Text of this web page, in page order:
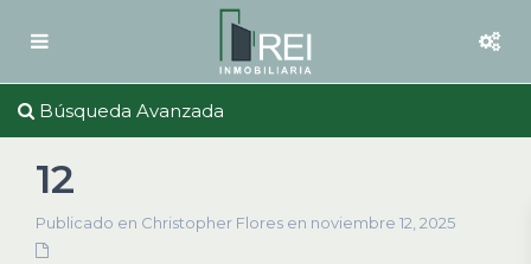
Búsqueda Avanzada
12
Publicado en Christopher Flores en noviembre 12, 2025